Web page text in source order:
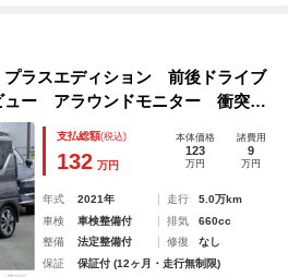
ラスエディション 前後ドライブ
ュー アラウンドモニター 衝突被
ド バックモニター パーキング
ター スマートキー メモリーナ
支払総額(税込)
132 万円
本体価格
123
万円
諸費用
9
万円
年式 2021年 走行
5.0万km
車検
車検整備付 排気
660cc
整備
法定整備付 修復
なし
保証
保証付 (12ヶ月・走行無制限)